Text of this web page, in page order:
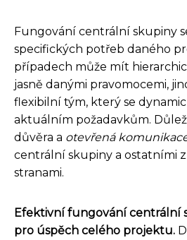
Fungování centrální skupiny
specifických potřeb daného
případech může mít
jasně danými pravomocemi,
flexibilní tým, který se
aktuálním požadavkům.
důvěra a otevřená
centrální skupiny a ostatními
stranami.
Efektivní fungování centrální
pro úspěch celého projektu.